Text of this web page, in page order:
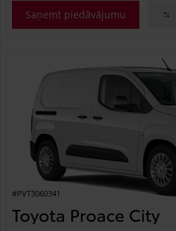
Saņemt piedāvājumu
#PVT3060341
Toyota Proace City